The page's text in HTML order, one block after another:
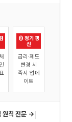
⑤ 정기 갱
신
금리·제도
변경 시
즉시 업데
이트
원칙 전문 →